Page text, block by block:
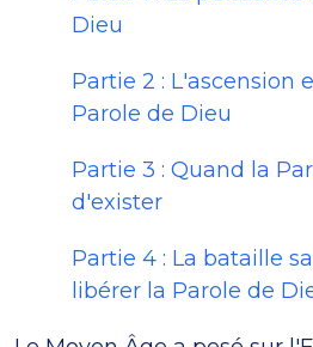
Dieu
Partie 2 : L'ascension
Parole de Dieu
Partie 3 : Quand la
d'exister
Partie 4 : La bataille
libérer la Parole de